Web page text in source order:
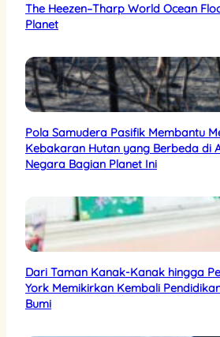
The Heezen–Tharp World Ocean
Planet
Pola Samudera Pasifik Membantu
Kebakaran Hutan yang Berbeda di
Negara Bagian Planet Ini
Dari Taman Kanak-Kanak hingga
York Memikirkan Kembali
Bumi